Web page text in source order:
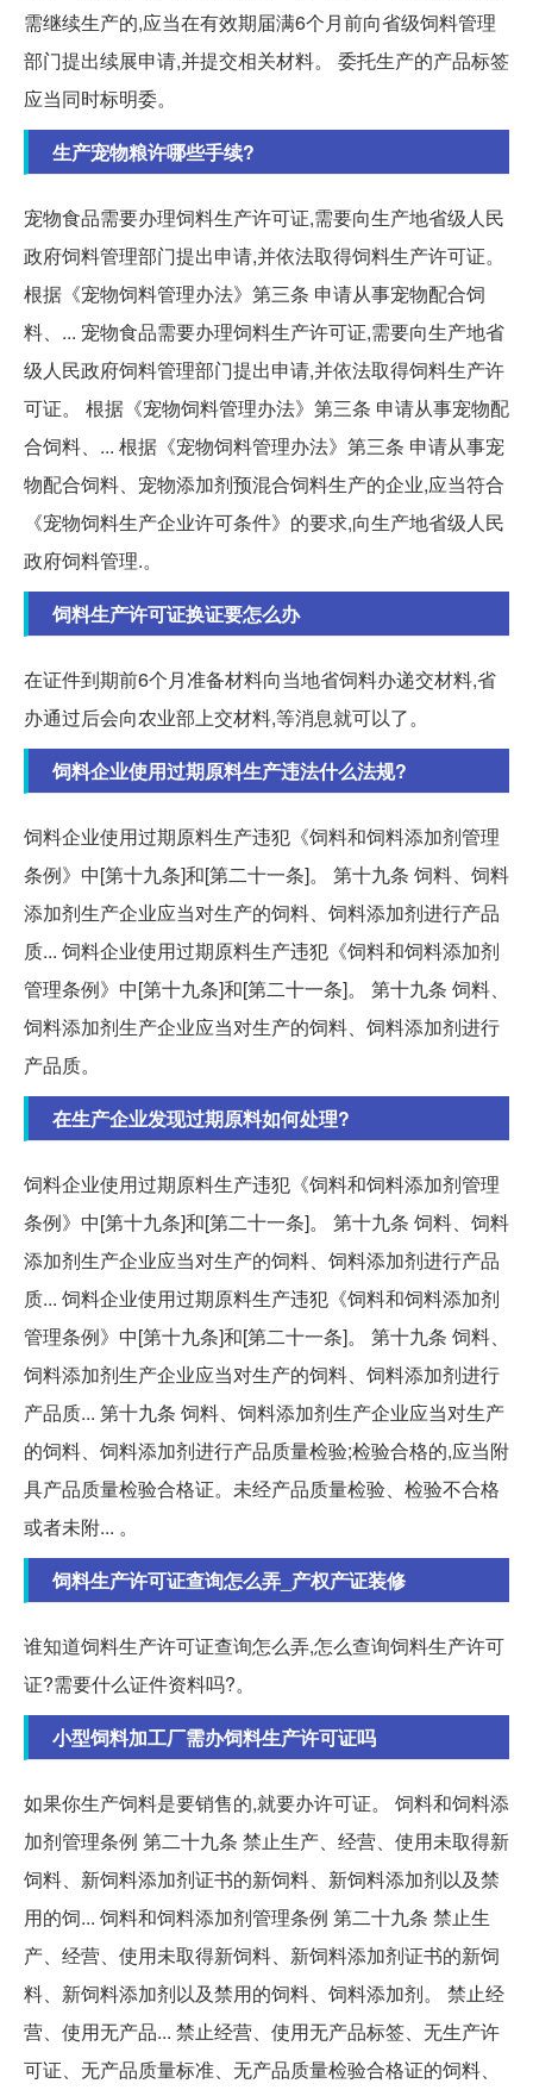
需继续生产的,应当在有效期届满6个月前向省级饲料管理
部门提出续展申请,并提交相关材料。 委托生产的产品标签
应当同时标明委。
生产宠物粮许哪些手续?
宠物食品需要办理饲料生产许可证,需要向生产地省级人民
政府饲料管理部门提出申请,并依法取得饲料生产许可证。
根据《宠物饲料管理办法》第三条 申请从事宠物配合饲
料、... 宠物食品需要办理饲料生产许可证,需要向生产地省
级人民政府饲料管理部门提出申请,并依法取得饲料生产许
可证。 根据《宠物饲料管理办法》第三条 申请从事宠物配
合饲料、... 根据《宠物饲料管理办法》第三条 申请从事宠
物配合饲料、宠物添加剂预混合饲料生产的企业,应当符合
《宠物饲料生产企业许可条件》的要求,向生产地省级人民
政府饲料管理.。
饲料生产许可证换证要怎么办
在证件到期前6个月准备材料向当地省饲料办递交材料,省
办通过后会向农业部上交材料,等消息就可以了。
饲料企业使用过期原料生产违法什么法规?
饲料企业使用过期原料生产违犯《饲料和饲料添加剂管理
条例》中[第十九条]和[第二十一条]。 第十九条 饲料、饲料
添加剂生产企业应当对生产的饲料、饲料添加剂进行产品
质... 饲料企业使用过期原料生产违犯《饲料和饲料添加剂
管理条例》中[第十九条]和[第二十一条]。 第十九条 饲料、
饲料添加剂生产企业应当对生产的饲料、饲料添加剂进行
产品质。
在生产企业发现过期原料如何处理?
饲料企业使用过期原料生产违犯《饲料和饲料添加剂管理
条例》中[第十九条]和[第二十一条]。 第十九条 饲料、饲料
添加剂生产企业应当对生产的饲料、饲料添加剂进行产品
质... 饲料企业使用过期原料生产违犯《饲料和饲料添加剂
管理条例》中[第十九条]和[第二十一条]。 第十九条 饲料、
饲料添加剂生产企业应当对生产的饲料、饲料添加剂进行
产品质... 第十九条 饲料、饲料添加剂生产企业应当对生产
的饲料、饲料添加剂进行产品质量检验;检验合格的,应当附
具产品质量检验合格证。未经产品质量检验、检验不合格
或者未附... 。
饲料生产许可证查询怎么弄_产权产证装修
谁知道饲料生产许可证查询怎么弄,怎么查询饲料生产许可
证?需要什么证件资料吗?。
小型饲料加工厂需办饲料生产许可证吗
如果你生产饲料是要销售的,就要办许可证。 饲料和饲料添
加剂管理条例 第二十九条 禁止生产、经营、使用未取得新
饲料、新饲料添加剂证书的新饲料、新饲料添加剂以及禁
用的饲... 饲料和饲料添加剂管理条例 第二十九条 禁止生
产、经营、使用未取得新饲料、新饲料添加剂证书的新饲
料、新饲料添加剂以及禁用的饲料、饲料添加剂。 禁止经
营、使用无产品... 禁止经营、使用无产品标签、无生产许
可证、无产品质量标准、无产品质量检验合格证的饲料、